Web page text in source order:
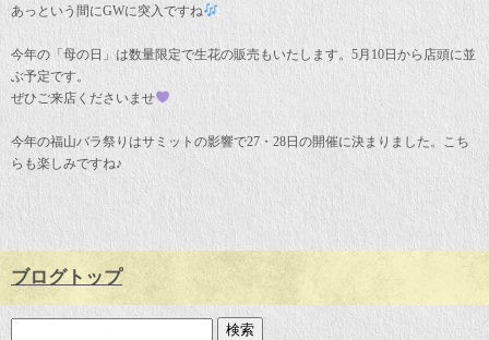
あっという間にGWに突入ですね
今年の「母の日」は数量限定で生花の販売もいたします。5月10日から店頭に並
ぶ予定です。
ぜひご来店くださいませ
今年の福山バラ祭りはサミットの影響で27・28日の開催に決まりました。こち
らも楽しみですね♪
ブログトップ